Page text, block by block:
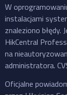
W
instalacjami
znaleziono
HikCentral
na
administratora.
Oficjalne